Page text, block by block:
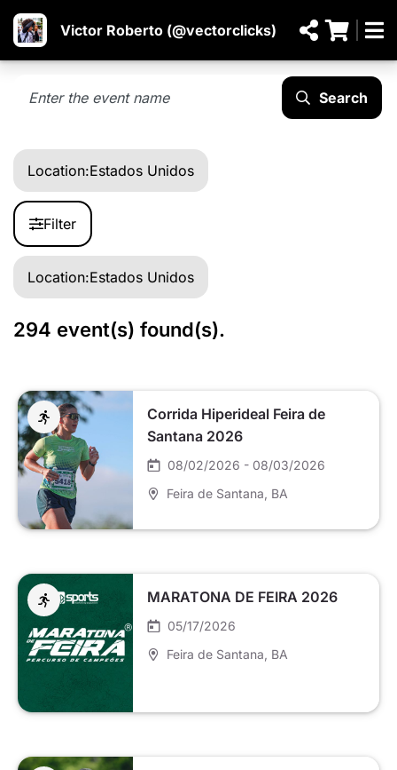
Victor Roberto (@vectorclicks)
Search
Location:Estados Unidos
Filter
Location:Estados Unidos
294 event(s) found(s).
Corrida Hiperideal Feira de
Santana 2026
08/02/2026 - 08/03/2026
Feira de Santana , BA
MARATONA DE FEIRA 2026
05/17/2026
Feira de Santana , BA